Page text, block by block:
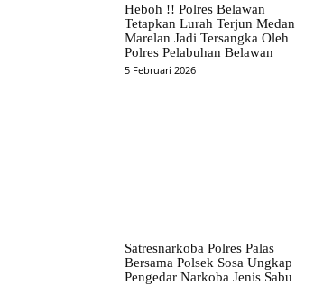
Heboh !! Polres Belawan
Tetapkan Lurah Terjun Medan
Marelan Jadi Tersangka Oleh
Polres Pelabuhan Belawan
5 Februari 2026
Satresnarkoba Polres Palas
Bersama Polsek Sosa Ungkap
Pengedar Narkoba Jenis Sabu